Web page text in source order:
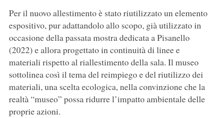
Per il nuovo allestimento è stato riutilizzato un elemento
espositivo, pur adattandolo allo scopo, già utilizzato in
occasione della passata mostra dedicata a Pisanello
(2022) e allora progettato in continuità di linee e
materiali rispetto al riallestimento della sala. Il museo
sottolinea così il tema del reimpiego e del riutilizzo dei
materiali, una scelta ecologica, nella convinzione che la
realtà “museo” possa ridurre l’impatto ambientale delle
proprie azioni.